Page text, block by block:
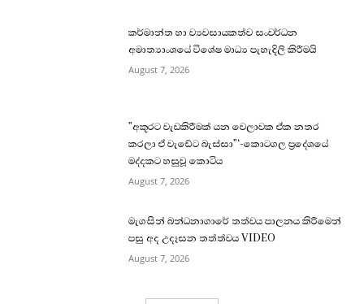
කර්මාන්ත හා ව්‍යවසායකත්ව සංවර්ධන
අමාත්‍යාංශයේ විශේෂ මාධ්‍ය පැහැදිලි කිරීමයි
August 7, 2026
”අකුරට වැඩකිරීමක් යන වෙලාවක ඒක නතර
කරලා ඒ වැඩේට බැස්සා”‘-කොටගල ප්‍රදේශයේ
මද්දකට හසුවූ කොටිය
August 7, 2026
මැගසින් බන්ධනාගාරේ තත්වය පාලනය කිරීමෙන්
පසු අද උදෑසන තත්ත්වය VIDEO
August 7, 2026